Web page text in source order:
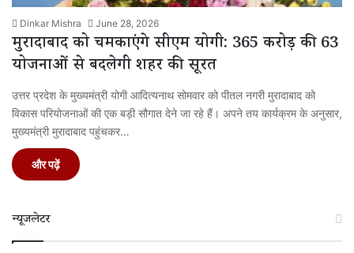
Dinkar Mishra June 28, 2026
मुरादाबाद को चमकाएंगे सीएम योगी: 365 करोड़ की 63
योजनाओं से बदलेगी शहर की सूरत
उत्तर प्रदेश के मुख्यमंत्री योगी आदित्यनाथ सोमवार को पीतल नगरी मुरादाबाद को
विकास परियोजनाओं की एक बड़ी सौगात देने जा रहे हैं। अपने तय कार्यक्रम के अनुसार,
मुख्यमंत्री मुरादाबाद पहुंचकर…
और पढ़ें
न्यूजलेटर